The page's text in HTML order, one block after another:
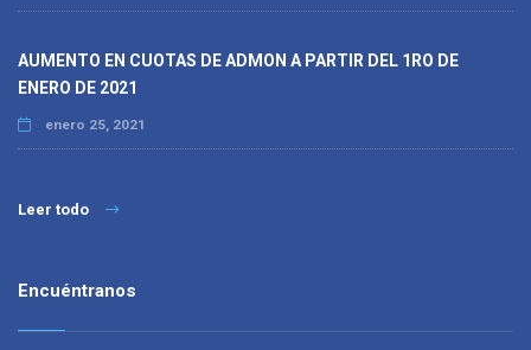
AUMENTO EN CUOTAS DE ADMON A PARTIR DEL 1RO DE
ENERO DE 2021
enero 25, 2021
Leer todo
Encuéntranos